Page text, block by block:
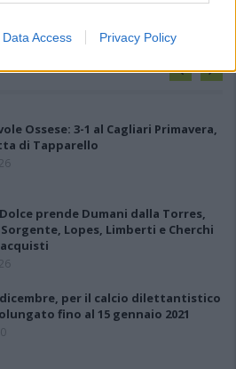
Data Access Privacy Policy
Ossese: 3-1 al Cagliari Primavera,
di Tapparello
prende Dumani dalla Torres,
Lopes, Limberti e Cherchi
dicembre, per il calcio dilettantistico
fino al 15 gennaio 2021